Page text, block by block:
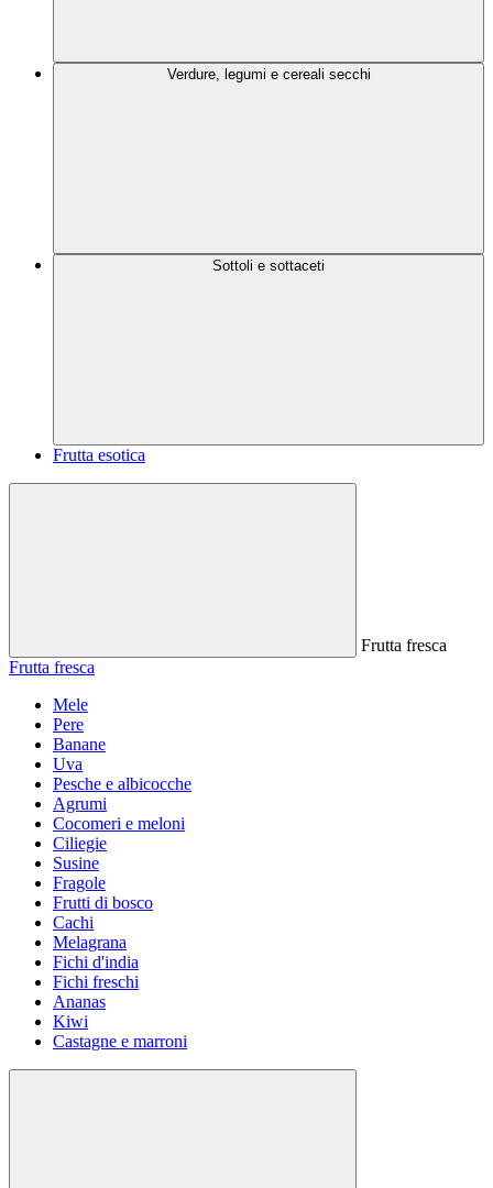
Verdure, legumi e cereali secchi
Sottoli e sottaceti
Frutta esotica
Frutta fresca
Frutta fresca
Mele
Pere
Banane
Uva
Pesche e albicocche
Agrumi
Cocomeri e meloni
Ciliegie
Susine
Fragole
Frutti di bosco
Cachi
Melagrana
Fichi d'india
Fichi freschi
Ananas
Kiwi
Castagne e marroni